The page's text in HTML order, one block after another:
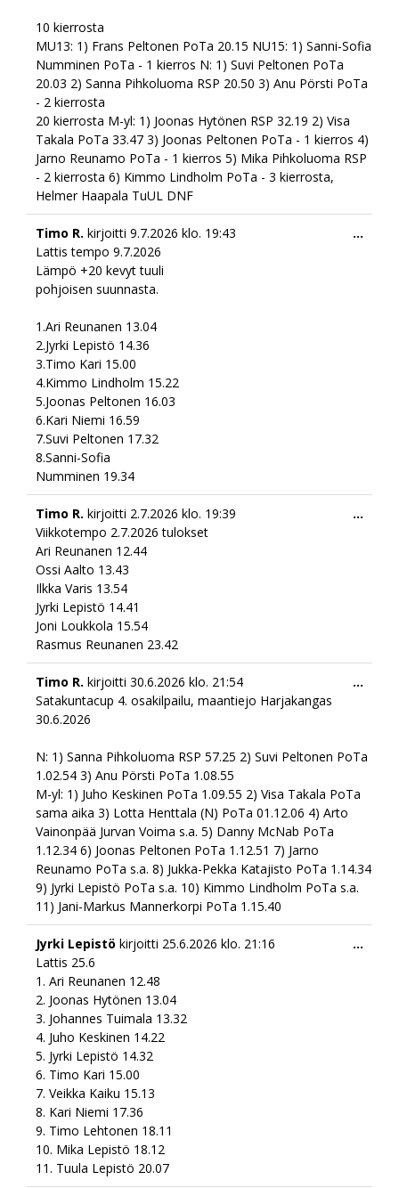
10 kierrosta
MU13: 1) Frans Peltonen PoTa 20.15 NU15: 1) Sanni-Sofia
Numminen PoTa - 1 kierros N: 1) Suvi Peltonen PoTa
20.03 2) Sanna Pihkoluoma RSP 20.50 3) Anu Pörsti PoTa
- 2 kierrosta
20 kierrosta M-yl: 1) Joonas Hytönen RSP 32.19 2) Visa
Takala PoTa 33.47 3) Joonas Peltonen PoTa - 1 kierros 4)
Jarno Reunamo PoTa - 1 kierros 5) Mika Pihkoluoma RSP
- 2 kierrosta 6) Kimmo Lindholm PoTa - 3 kierrosta,
Helmer Haapala TuUL DNF
Timo R. kirjoitti 9.7.2026 klo. 19:43
Lattis tempo 9.7.2026
Lämpö +20 kevyt tuuli
pohjoisen suunnasta.
1.Ari Reunanen 13.04
2.Jyrki Lepistö 14.36
3.Timo Kari 15.00
4.Kimmo Lindholm 15.22
5.Joonas Peltonen 16.03
6.Kari Niemi 16.59
7.Suvi Peltonen 17.32
8.Sanni-Sofia
Numminen 19.34
...
Timo R. kirjoitti 2.7.2026 klo. 19:39
Viikkotempo 2.7.2026 tulokset
Ari Reunanen 12.44
Ossi Aalto 13.43
Ilkka Varis 13.54
Jyrki Lepistö 14.41
Joni Loukkola 15.54
Rasmus Reunanen 23.42
...
Timo R. kirjoitti 30.6.2026 klo. 21:54
Satakuntacup 4. osakilpailu, maantiejo Harjakangas
30.6.2026
N: 1) Sanna Pihkoluoma RSP 57.25 2) Suvi Peltonen PoTa
1.02.54 3) Anu Pörsti PoTa 1.08.55
M-yl: 1) Juho Keskinen PoTa 1.09.55 2) Visa Takala PoTa
sama aika 3) Lotta Henttala (N) PoTa 01.12.06 4) Arto
Vainonpää Jurvan Voima s.a. 5) Danny McNab PoTa
1.12.34 6) Joonas Peltonen PoTa 1.12.51 7) Jarno
Reunamo PoTa s.a. 8) Jukka-Pekka Katajisto PoTa 1.14.34
9) Jyrki Lepistö PoTa s.a. 10) Kimmo Lindholm PoTa s.a.
11) Jani-Markus Mannerkorpi PoTa 1.15.40
...
Jyrki Lepistö kirjoitti 25.6.2026 klo. 21:16
Lattis 25.6
1. Ari Reunanen 12.48
2. Joonas Hytönen 13.04
3. Johannes Tuimala 13.32
4. Juho Keskinen 14.22
5. Jyrki Lepistö 14.32
6. Timo Kari 15.00
7. Veikka Kaiku 15.13
8. Kari Niemi 17.36
9. Timo Lehtonen 18.11
10. Mika Lepistö 18.12
11. Tuula Lepistö 20.07
...